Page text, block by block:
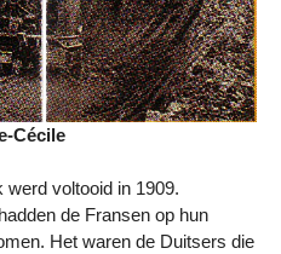
Cécile
voltooid in 1909.
de Fransen op hun
Het waren de Duitsers die